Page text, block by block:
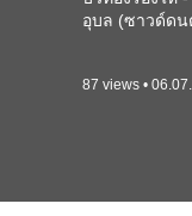
อุบล (ซาวด์ดน
87 views •